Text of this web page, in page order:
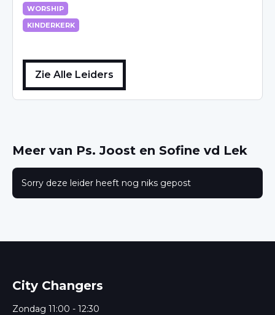
WORSHIP
KINDERKERK
Zie Alle Leiders
Meer van Ps. Joost en Sofine vd Lek
Sorry deze leider heeft nog niks gepost
City Changers
Zondag 11:00 - 12:30